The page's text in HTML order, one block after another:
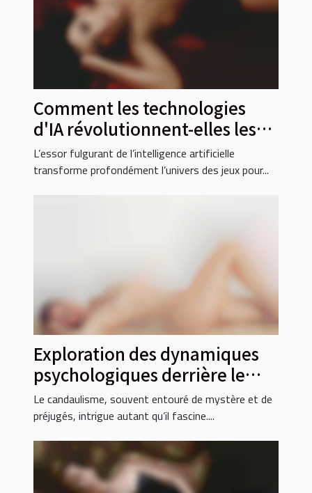
Comment les technologies
d'IA révolutionnent-elles les
jeux pour adultes ?
L’essor fulgurant de l’intelligence artificielle
transforme profondément l’univers des jeux pour...
Exploration des dynamiques
psychologiques derrière le
candaulisme
Le candaulisme, souvent entouré de mystère et de
préjugés, intrigue autant qu’il fascine....